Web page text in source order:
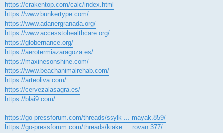
https://crakentop.com/calc/index.html
https://www.bunkertype.com/
https://www.adanergranada.org/
https://www.accesstohealthcare.org/
https://globernance.org/
https://aerotermiazaragoza.es/
https://maxinesonshine.com/
https://www.beachanimalrehab.com/
https://arteoliva.com/
https://cervezalasagra.es/
https://blai9.com/
https://go-pressforum.com/threads/ssylk ... mayak.859/
https://go-pressforum.com/threads/krake ... rovan.377/